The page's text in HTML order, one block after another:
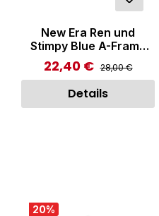
New Era Ren und
Stimpy Blue A-Frame
Trucker Cap
White/Blue/Beige
Verkaufspreis:
22,40 € Regulärer Preis:
28,00 €
Details
20%